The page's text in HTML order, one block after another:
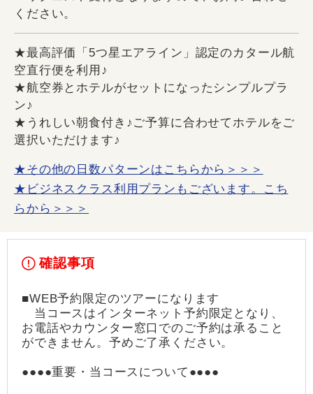
ください。
★最高評価「5つ星エアライン」認定のカタール航
空直行便を利用♪
★航空券とホテルがセットになったシンプルプラ
ン♪
★うれしい朝食付き♪ご予算に合わせてホテルをご
選択いただけます♪
★その他の日数パターンはこちらから＞＞＞
★ビジネスクラス利用プランもございます。こち
らから＞＞＞
確認事項
■WEB予約限定のツアーになります
当コースはインターネット予約限定となり、
お電話やカウンター窓口でのご予約は承ること
ができません。予めご了承ください。
●●●●重要・当コースについて●●●●